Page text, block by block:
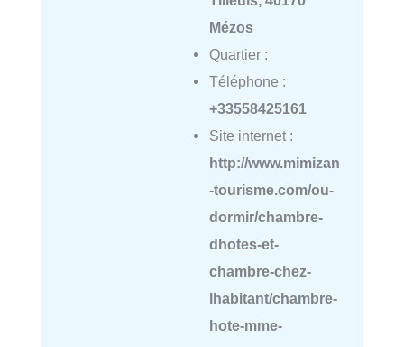
Mézos
Quartier :
Téléphone :
+33558425161
Site internet :
http://www.mimizan
-tourisme.com/ou-
dormir/chambre-
dhotes-et-
chambre-chez-
lhabitant/chambre-
hote-mme-